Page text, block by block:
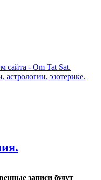
сайта - Om Tat Sat.
эзотерике.
записи будут